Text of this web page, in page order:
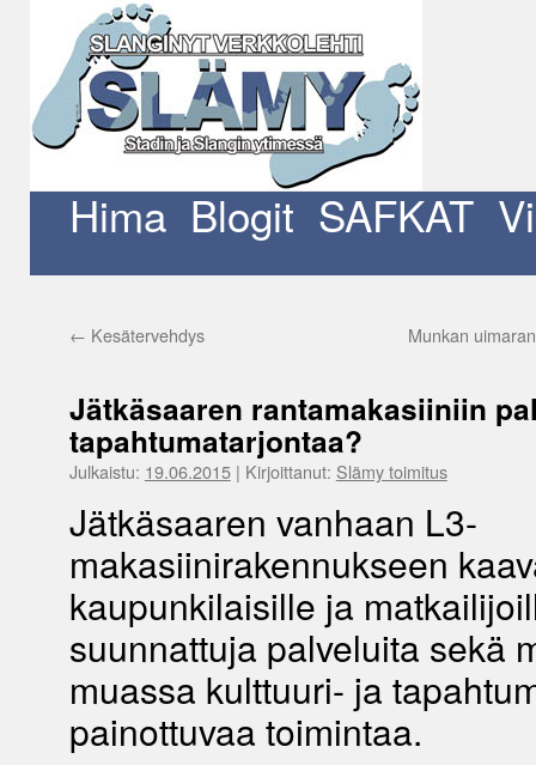
Hima Blogit SAFKAT
← Kesätervehdys Munkan
Jätkäsaaren rantamakasiiniin
tapahtumatarjontaa?
Julkaistu: 19.06.2015| Kirjoittanut: Slämy toimitus
Jätkäsaaren vanhaan L3-
makasiinirakennukseen
kaupunkilaisille ja
suunnattuja palveluita sekä
muassa kulttuuri- ja
painottuvaa toimintaa.